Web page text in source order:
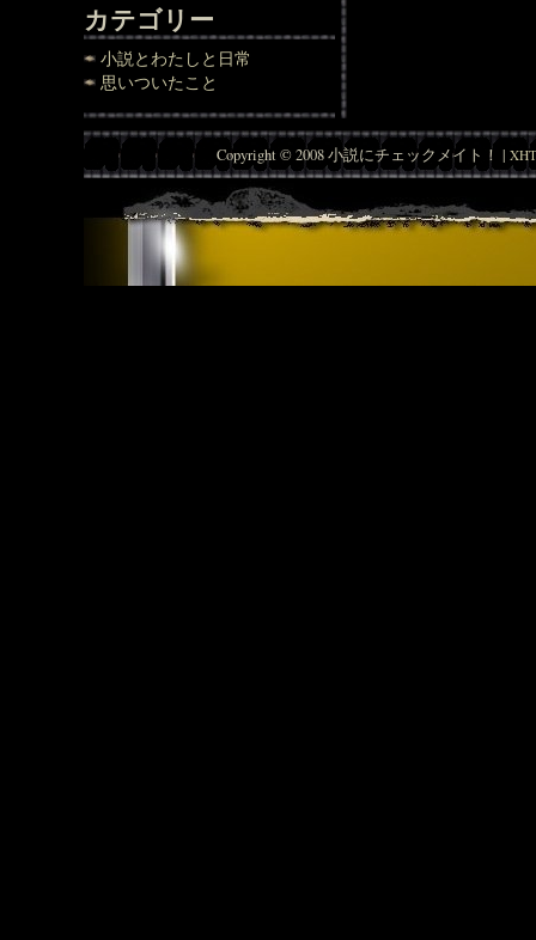
カテゴリー
小説とわたしと日常
思いついたこと
Copyright © 2008 小説にチェックメイト！ |